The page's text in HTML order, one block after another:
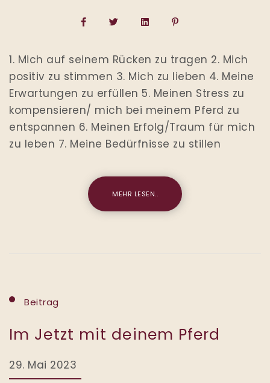
1. Mich auf seinem Rücken zu tragen 2. Mich
positiv zu stimmen 3. Mich zu lieben 4. Meine
Erwartungen zu erfüllen 5. Meinen Stress zu
kompensieren/ mich bei meinem Pferd zu
entspannen 6. Meinen Erfolg/Traum für mich
zu leben 7. Meine Bedürfnisse zu stillen
MEHR LESEN..
Beitrag
Im Jetzt mit deinem Pferd
29. Mai 2023